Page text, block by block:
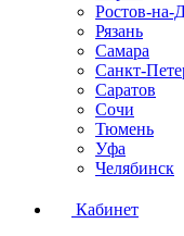
Ростов-на-
Рязань
Самара
Санкт-
Саратов
Сочи
Тюмень
Уфа
Челябинск
Кабинет